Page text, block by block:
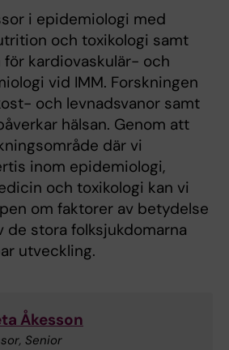
i epidemiologi med
och toxikologi samt
kardiovaskulär- och
vid IMM. Forskningen
och levnadsvanor samt
hälsan. Genom att
där vi
inom epidemiologi,
och toxikologi kan vi
om faktorer av betydelse
de stora folksjukdomarna
utveckling.
Åkesson
Senior